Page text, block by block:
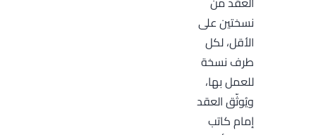
نسختين على
الأقل، لكل
طرف نسخة
للعمل بها،
ويُوثّق العقد
إمام كاتب